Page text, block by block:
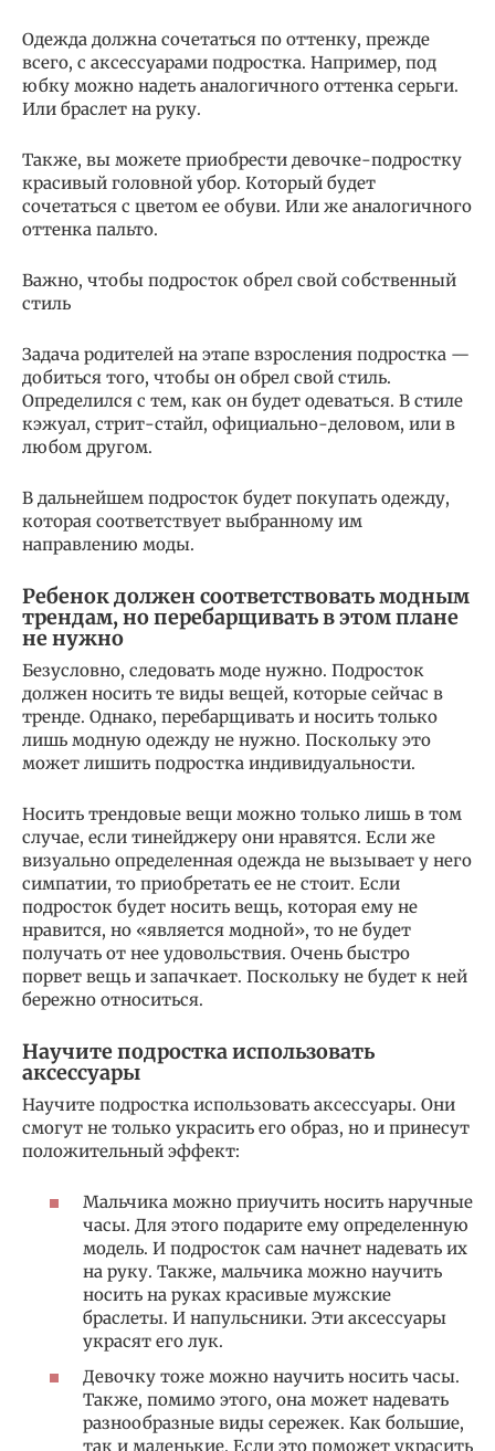
Одежда должна сочетаться по оттенку, прежде
всего, с аксессуарами подростка. Например, под
юбку можно надеть аналогичного оттенка серьги.
Или браслет на руку.
Также, вы можете приобрести девочке-подростку
красивый головной убор. Который будет
сочетаться с цветом ее обуви. Или же аналогичного
оттенка пальто.
Важно, чтобы подросток обрел свой собственный
стиль
Задача родителей на этапе взросления подростка —
добиться того, чтобы он обрел свой стиль.
Определился с тем, как он будет одеваться. В стиле
кэжуал, стрит-стайл, официально-деловом, или в
любом другом.
В дальнейшем подросток будет покупать одежду,
которая соответствует выбранному им
направлению моды.
Ребенок должен соответствовать модным
трендам, но перебарщивать в этом плане
не нужно
Безусловно, следовать моде нужно. Подросток
должен носить те виды вещей, которые сейчас в
тренде. Однако, перебарщивать и носить только
лишь модную одежду не нужно. Поскольку это
может лишить подростка индивидуальности.
Носить трендовые вещи можно только лишь в том
случае, если тинейджеру они нравятся. Если же
визуально определенная одежда не вызывает у него
симпатии, то приобретать ее не стоит. Если
подросток будет носить вещь, которая ему не
нравится, но «является модной», то не будет
получать от нее удовольствия. Очень быстро
порвет вещь и запачкает. Поскольку не будет к ней
бережно относиться.
Научите подростка использовать
аксессуары
Научите подростка использовать аксессуары. Они
смогут не только украсить его образ, но и принесут
положительный эффект:
Мальчика можно приучить носить наручные
часы. Для этого подарите ему определенную
модель. И подросток сам начнет надевать их
на руку. Также, мальчика можно научить
носить на руках красивые мужские
браслеты. И напульсники. Эти аксессуары
украсят его лук.
Девочку тоже можно научить носить часы.
Также, помимо этого, она может надевать
разнообразные виды сережек. Как большие,
так и маленькие. Если это поможет украсить